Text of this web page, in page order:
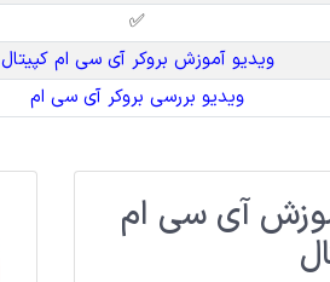
✅
ویدیو آموزش بروکر آی سی ام کپیتال
ویدیو بررسی بروکر آی سی ام
آی سی ام